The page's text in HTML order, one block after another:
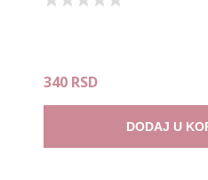
340 RSD
DODAJ U